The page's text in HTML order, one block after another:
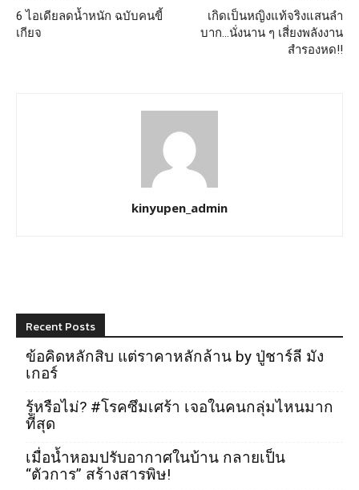
6 ไอเดียลดน้ำหนัก ฉบับคนขี้
เกียจ
เกิดเป็นหญิงแท้จริงแสนลํา
บาก…นั่งนาน ๆ เสี่ยงพลังงาน
สำรองหด!!
kinyupen_admin
Recent Posts
ข้อคิดหลักสิบ แต่ราคาหลักล้าน by ปู่ชาร์ลี มัง
เกอร์
รู้หรือไม่? #โรคซึมเศร้า เจอในคนกลุ่มไหนมาก
ที่สุด
เมื่อน้ำหอมปรับอากาศในบ้าน กลายเป็น
“ตัวการ” สร้างสารพิษ!